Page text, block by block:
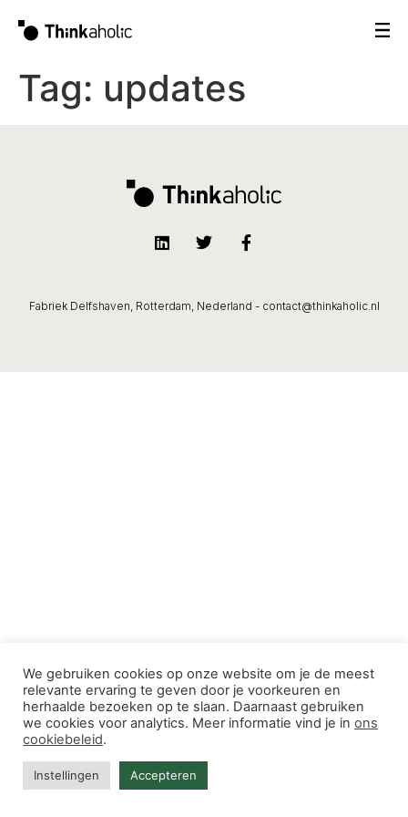
Tag: updates
Fabriek Delfshaven, Rotterdam, Nederland - contact@thinkaholic.nl
We gebruiken cookies op onze website om je de meest
relevante ervaring te geven door je voorkeuren en
herhaalde bezoeken op te slaan. Daarnaast gebruiken
we cookies voor analytics. Meer informatie vind je in ons
cookiebeleid.
Instellingen Accepteren